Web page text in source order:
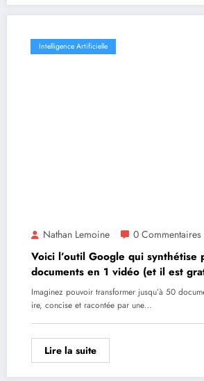
Intelligence Artificielle
Nathan Lemoine 0 Commentaires
Voici l’outil Google qui synthétise
documents en 1 vidéo (et il est
Imaginez pouvoir transformer jusqu’à 50
ire, concise et racontée par une…
Lire la suite